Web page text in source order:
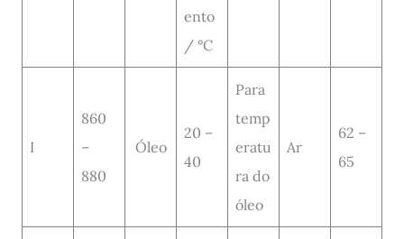
ento
/ °C
I
860
–
880
Óleo
20 –
40
Para
temp
eratu
ra do
óleo
Ar
62 –
65